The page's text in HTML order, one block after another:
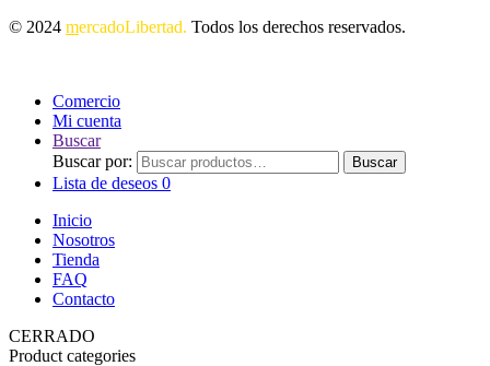
© 2024 mercadoLibertad. Todos los derechos reservados.
Comercio
Mi cuenta
Buscar
Buscar por:
Buscar
Lista de deseos 0
Inicio
Nosotros
Tienda
FAQ
Contacto
CERRADO
Product categories